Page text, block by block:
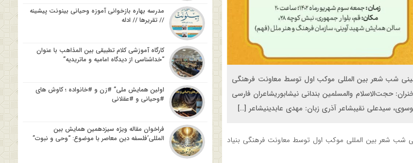
شب شعر بین المللی موکب اول توسط معاونت فرهنگی
حجت‌الاسلام والمسلمین بندانی نیشابوریشاعران فارسی
سیدعلی نقیبشاعر آذری زبان: مهدی عابدینیشاعر […]
شب شعر بین المللی موکب اول توسط معاونت فرهنگی بنیاد
مدرسه بهاره بازخوانی آموزه وحیانی بینونت پیشینه
// تقریرها // ادله
کارگاه آموزشی کلام تطبیقی بین المذاهب با عنوان
“خداشناسی از دیدگاه امامیه و ماتریدیه”
اولین همایش ملی” #زن و #خانواده ؛ کاوش های
#وحیانی و #عقلانی
فراخوان مقاله ویژه سیزدهمین همایش بین
المللی’فلسفه دین معاصر با موضوع: “وحی و نبوت”